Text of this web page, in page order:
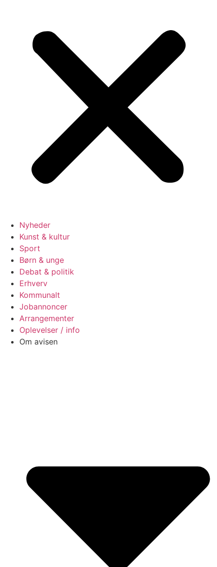
Nyheder
Kunst & kultur
Sport
Børn & unge
Debat & politik
Erhverv
Kommunalt
Jobannoncer
Arrangementer
Oplevelser / info
Om avisen